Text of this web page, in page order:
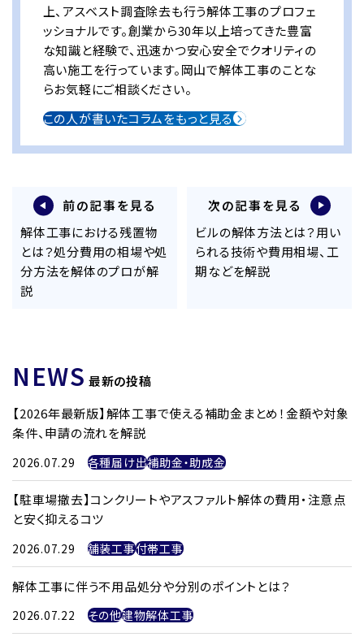
上、アスベスト調査除去も行う解体工事のプロフェ
ッショナルです。創業から30年以上培ってきた豊富
な知識と経験で、迅速かつ安心安全でクオリティの
高い施工を行っています。岡山で解体工事のことな
らお気軽にご相談ください。
この人が書いたコラムをもっと見る
前の記事を見る
解体工事における残置物
とは？処分費用の相場や処
分方法を解体のプロが解
説
次の記事を見る
ビルの解体方法とは？用い
られる技術や費用相場、工
期などを解説
NEWS 最新の投稿
【2026年最新版】解体工事で使える補助金まとめ！金額や対象
条件、申請の流れを解説
2026.07.29 各種届け出補助金・助成金
【駐車場撤去】コンクリートやアスファルト解体の費用・注意点
と安く抑えるコツ
2026.07.29 舗装工事付帯工事
解体工事に伴う不用品処分や分別のポイントとは？
2026.07.22 その他建物解体工事